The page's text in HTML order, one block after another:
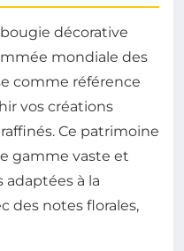
bougie décorative
mondiale des
comme référence
vos créations
Ce patrimoine
gamme vaste et
adaptées à la
des notes florales,